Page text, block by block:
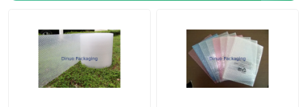
Polywerbungs-Taschen